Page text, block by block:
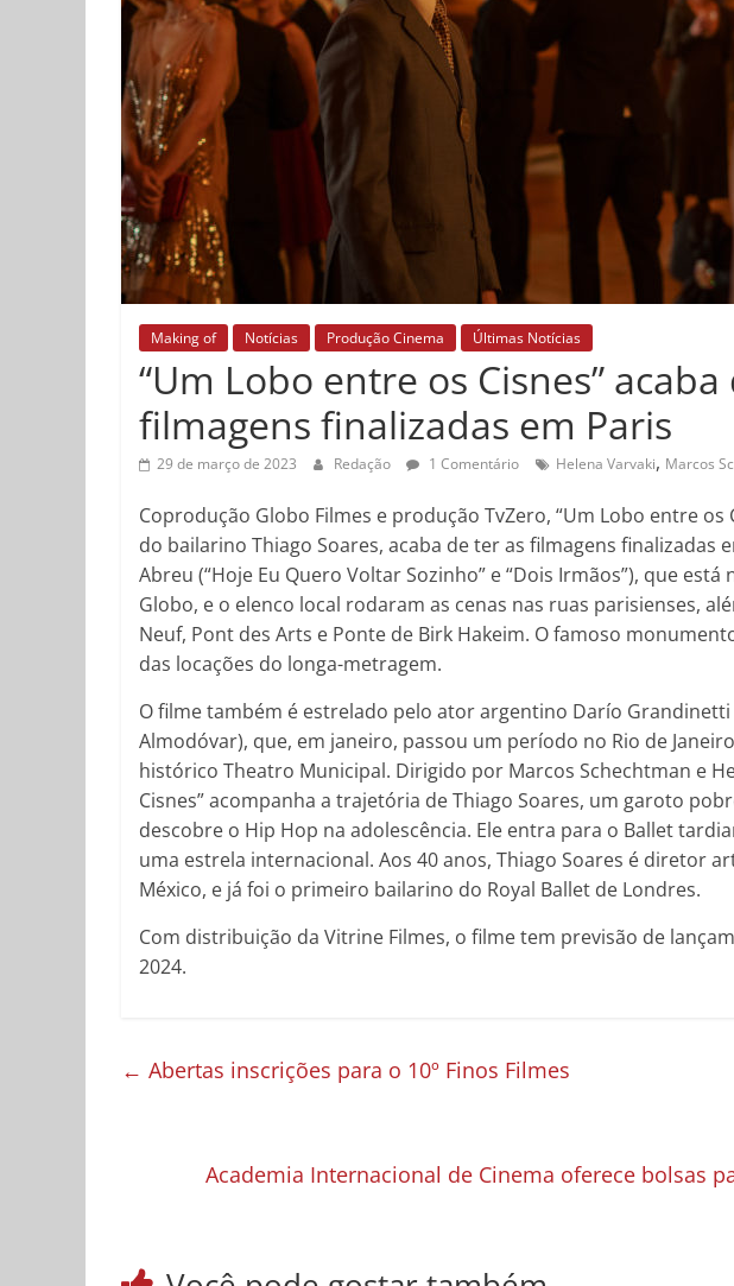
Making of Notícias Produção Cinema Últimas Notícias
“Um Lobo entre os Cisnes”
filmagens finalizadas em Paris
29 de março de 2023 Redação 1 Comentário Helena Varvaki, Marcos
Coprodução Globo Filmes e produção TvZero, “Um Lobo entre os
do bailarino Thiago Soares, acaba de ter as filmagens finalizadas
Abreu (“Hoje Eu Quero Voltar Sozinho” e “Dois Irmãos”), que está
Globo, e o elenco local rodaram as cenas nas ruas parisienses,
Neuf, Pont des Arts e Ponte de Birk Hakeim. O famoso
das locações do longa-metragem.
O filme também é estrelado pelo ator argentino Darío Grandinetti
Almodóvar), que, em janeiro, passou um período no Rio de
histórico Theatro Municipal. Dirigido por Marcos Schechtman e
Cisnes” acompanha a trajetória de Thiago Soares, um garoto
descobre o Hip Hop na adolescência. Ele entra para o Ballet
uma estrela internacional. Aos 40 anos, Thiago Soares é diretor
México, e já foi o primeiro bailarino do Royal Ballet de Londres.
Com distribuição da Vitrine Filmes, o filmetem previsão de
2024.
← Abertas inscrições para o 10º Finos Filmes
Academia Internacional de Cinema oferece bolsas